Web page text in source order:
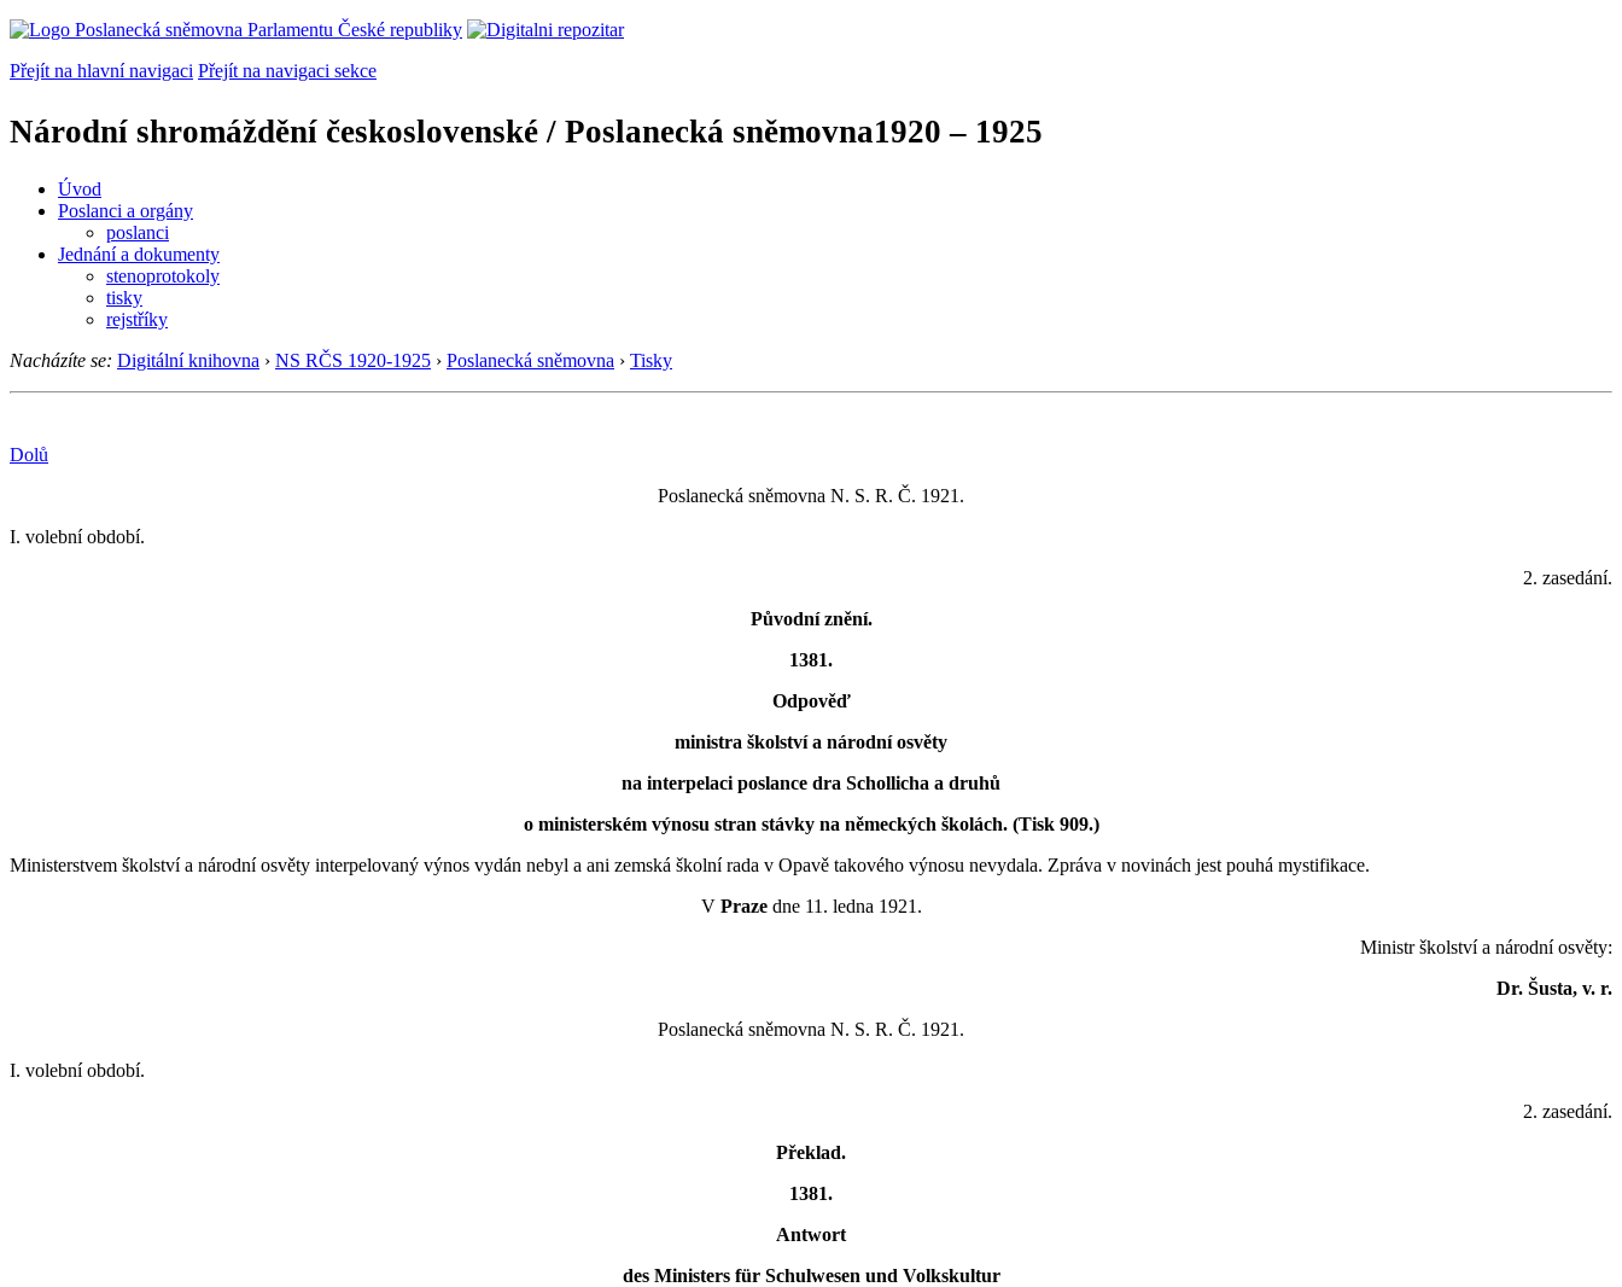
Přejít na hlavní navigaci Přejít na navigaci sekce
Národní shromáždění československé / Poslanecká sněmovna1920 – 1925
Úvod
Poslanci a orgány
poslanci
Jednání a dokumenty
stenoprotokoly
tisky
rejstříky
Nacházíte se: Digitální knihovna › NS RČS 1920-1925 › Poslanecká sněmovna › Tisky
Dolů
Poslanecká sněmovna N. S. R. Č. 1921.
I. volební období.
2. zasedání.
Původní znění.
1381.
Odpověď
ministra školství a národní osvěty
na interpelaci poslance dra Schollicha a druhů
o ministerském výnosu stran stávky na německých školách. (Tisk 909.)
Ministerstvem školství a národní osvěty interpelovaný výnos vydán nebyl a ani zemská školní rada v Opavě takového výnosu nevydala. Zpráva v novinách jest pouhá mystifikace.
V Prazedne 11. ledna 1921.
Ministr školství a národní osvěty:
Dr. Šusta, v. r.
Poslanecká sněmovna N. S. R. Č. 1921.
I. volební období.
2. zasedání.
Překlad.
1381.
Antwort
des Ministers für Schulwesen und Volkskultur